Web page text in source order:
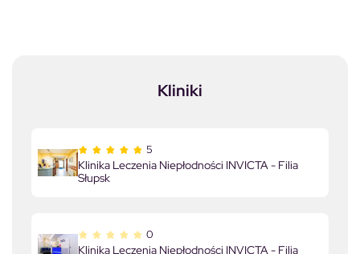
Kliniki
5
Klinika Leczenia Niepłodności INVICTA - Filia
Słupsk
0
Klinika Leczenia Niepłodności INVICTA - Filia